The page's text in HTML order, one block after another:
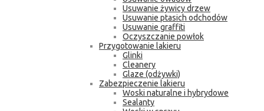
Usuwanie żywicy drzew
Usuwanie ptasich odchodów
Usuwanie graffiti
Oczyszczanie powłok
Przygotowanie lakieru
Glinki
Cleanery
Glaze (odżywki)
Zabezpieczenie lakieru
Woski naturalne i hybrydowe
Sealanty